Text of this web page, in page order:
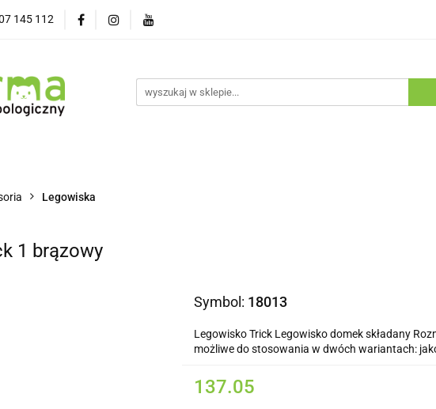
145 112
sklepie Dostawa Promocje
Legowiska
1 brązowy
Symbol: 18013
Legowisko Trick Legowisko domek składany
możliwe do stosowania w dwóch wariantach:
137.05